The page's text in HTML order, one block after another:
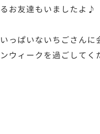
お友達もいましたよ♪
っぱいないちごさん
ウィークを過ごしてく